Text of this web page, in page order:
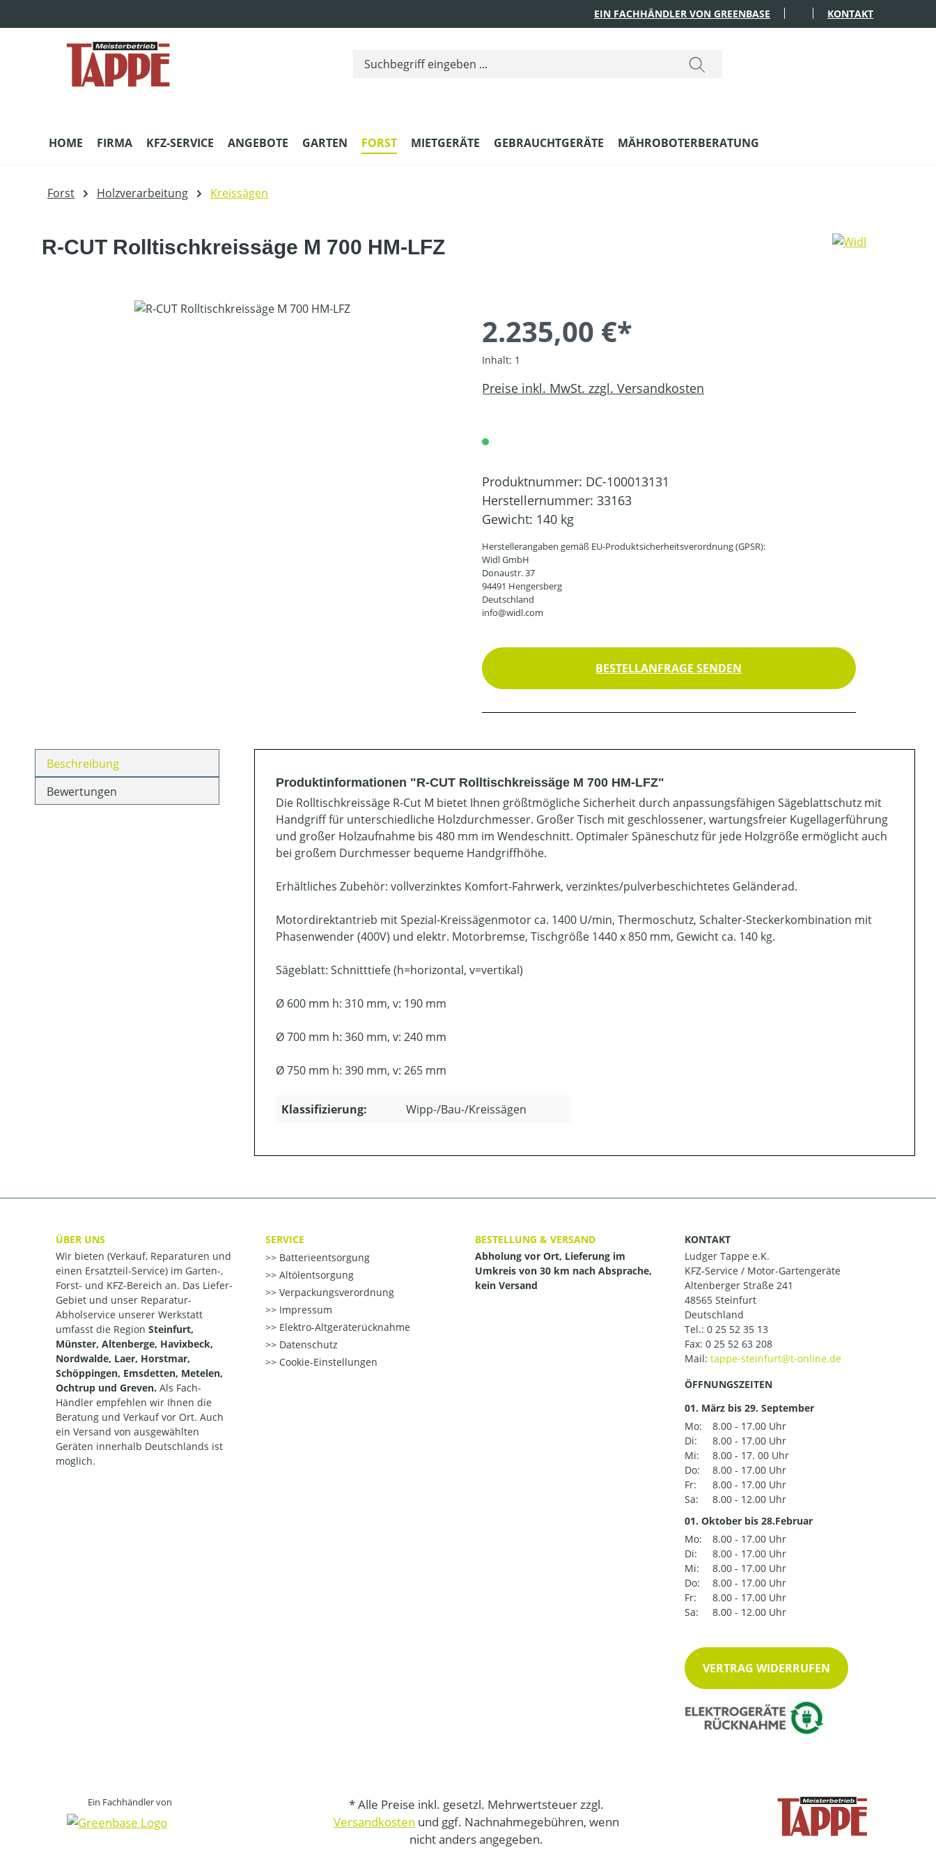
EIN FACHHÄNDLER VON GREENBASE KONTAKT
HOME FIRMA KFZ-SERVICE ANGEBOTE GARTEN FORST MIETGERÄTE GEBRAUCHTGERÄTE MÄHROBOTERBERATUNG
Forst Holzverarbeitung Kreissägen
R-CUT Rolltischkreissäge M 700 HM-LFZ
Bildergalerie überspringen
2.235,00 €*
Inhalt: 1
Preise inkl. MwSt. zzgl. Versandkosten
Produktnummer: DC-100013131
Herstellernummer: 33163
Gewicht: 140 kg
Herstellerangaben gemäß EU-Produktsicherheitsverordnung (GPSR):
Widl GmbH
Donaustr. 37
94491 Hengersberg
Deutschland
info@widl.com
BESTELLANFRAGE SENDEN
Beschreibung
Bewertungen
Produktinformationen "R-CUT Rolltischkreissäge M 700 HM-LFZ"
Die Rolltischkreissäge R-Cut M bietet Ihnen größtmögliche Sicherheit durch anpassungsfähigen Sägeblattschutz mit
Handgriff für unterschiedliche Holzdurchmesser. Großer Tisch mit geschlossener, wartungsfreier Kugellagerführung
und großer Holzaufnahme bis 480 mm im Wendeschnitt. Optimaler Späneschutz für jede Holzgröße ermöglicht auch
bei großem Durchmesser bequeme Handgriffhöhe.
Erhältliches Zubehör: vollverzinktes Komfort-Fahrwerk, verzinktes/pulverbeschichtetes Geländerad.
Motordirektantrieb mit Spezial-Kreissägenmotor ca. 1400 U/min, Thermoschutz, Schalter-Steckerkombination mit
Phasenwender (400V) und elektr. Motorbremse, Tischgröße 1440 x 850 mm, Gewicht ca. 140 kg.
Sägeblatt: Schnitttiefe (h=horizontal, v=vertikal)
Ø 600 mm h: 310 mm, v: 190 mm
Ø 700 mm h: 360 mm, v: 240 mm
Ø 750 mm h: 390 mm, v: 265 mm
Klassifizierung: Wipp-/Bau-/Kreissägen
ÜBER UNS
Wir bieten (Verkauf, Reparaturen und
einen Ersatzteil-Service) im Garten-,
Forst- und KFZ-Bereich an. Das Liefer-
Gebiet und unser Reparatur-
Abholservice unserer Werkstatt
umfasst die Region Steinfurt,
Münster, Altenberge, Havixbeck,
Nordwalde, Laer, Horstmar,
Schöppingen, Emsdetten, Metelen,
Ochtrup und Greven. Als Fach-
Händler empfehlen wir Ihnen die
Beratung und Verkauf vor Ort. Auch
ein Versand von ausgewählten
Geräten innerhalb Deutschlands ist
möglich.
SERVICE
Batterieentsorgung
Altölentsorgung
Verpackungsverordnung
Impressum
Elektro-Altgeräterücknahme
Datenschutz
Cookie-Einstellungen
BESTELLUNG & VERSAND
Abholung vor Ort, Lieferung im
Umkreis von 30 km nach Absprache,
kein Versand
KONTAKT
Ludger Tappe e.K.
KFZ-Service / Motor-Gartengeräte
Altenberger Straße 241
48565 Steinfurt
Deutschland
Tel.: 0 25 52 35 13
Fax: 0 25 52 63 208
Mail:
ÖFFNUNGSZEITEN
01. März bis 29. September
Mo:
8.00 - 17.00 Uhr
Di:
8.00 - 17.00 Uhr
Mi:
8.00 - 17. 00 Uhr
Do:
8.00 - 17.00 Uhr
Fr:
8.00 - 17.00 Uhr
Sa:
8.00 - 12.00 Uhr
01. Oktober bis 28.Februar
Mo:
8.00 - 17.00 Uhr
Di:
8.00 - 17.00 Uhr
Mi:
8.00 - 17.00 Uhr
Do:
8.00 - 17.00 Uhr
Fr:
8.00 - 17.00 Uhr
Sa:
8.00 - 12.00 Uhr
VERTRAG WIDERRUFEN
Ein Fachhändler von
* Alle Preise inkl. gesetzl. Mehrwertsteuer zzgl.
Versandkosten und ggf. Nachnahmegebühren, wenn
nicht anders angegeben.